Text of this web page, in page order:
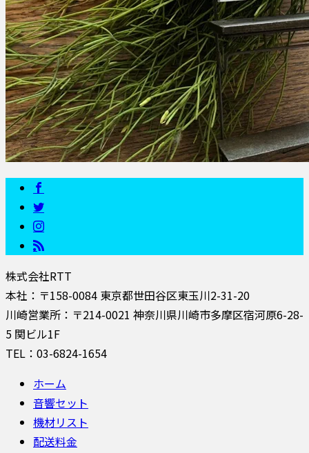
株式会社RTT
本社：〒158-0084 東京都世田谷区東玉川2-31-20
川崎営業所：〒214-0021 神奈川県川崎市多摩区宿河原6-28-
5 関ビル1F
TEL：03-6824-1654
ホーム
音響セット
機材リスト
配送料金